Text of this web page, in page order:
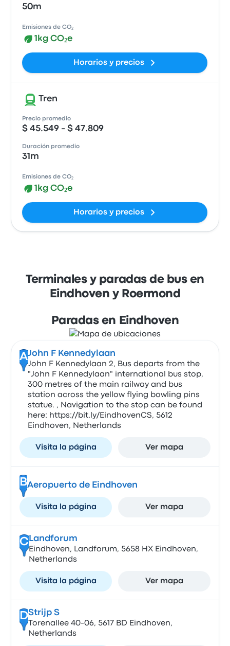
50m
Emisiones de CO₂
1kg CO₂e
Horarios y precios
Tren
Precio promedio
$ 45.549 - $ 47.809
Duración promedio
31m
Emisiones de CO₂
1kg CO₂e
Horarios y precios
Terminales y paradas de bus en
Eindhoven y Roermond
Paradas en Eindhoven
AJohn F Kennedylaan
John F Kennedylaan 2, Bus departs from the
"John F Kennedylaan" international bus stop,
300 metres of the main railway and bus
station across the yellow flying bowling pins
statue. , Navigation to the stop can be found
here: https://bit.ly/EindhovenCS, 5612
Eindhoven, Netherlands
Visita la página Ver mapa
BAeropuerto de Eindhoven
Visita la página Ver mapa
CLandforum
Eindhoven, Landforum, 5658 HX Eindhoven,
Netherlands
Visita la página Ver mapa
DStrijp S
Torenallee 40-06, 5617 BD Eindhoven,
Netherlands